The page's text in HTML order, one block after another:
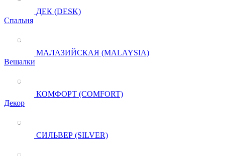
ДЕК (DESK)
Спальня
МАЛАЗИЙСКАЯ (MALAYSIA)
Вешалки
КОМФОРТ (COMFORT)
Декор
СИЛЬВЕР (SILVER)